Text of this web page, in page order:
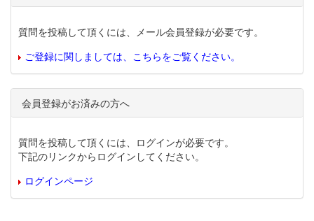
質問を投稿して頂くには、メール会員登録が必要です。
ご登録に関しましては、こちらをご覧ください。
会員登録がお済みの方へ
質問を投稿して頂くには、ログインが必要です。
下記のリンクからログインしてください。
ログインページ